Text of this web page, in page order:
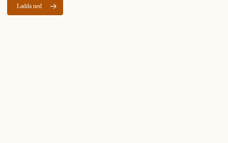
Ladda ned